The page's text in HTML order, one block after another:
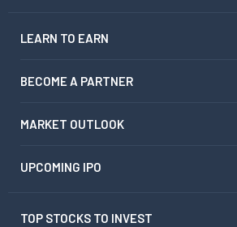
LEARN TO EARN
BECOME A PARTNER
MARKET OUTLOOK
UPCOMING IPO
TOP STOCKS TO INVEST